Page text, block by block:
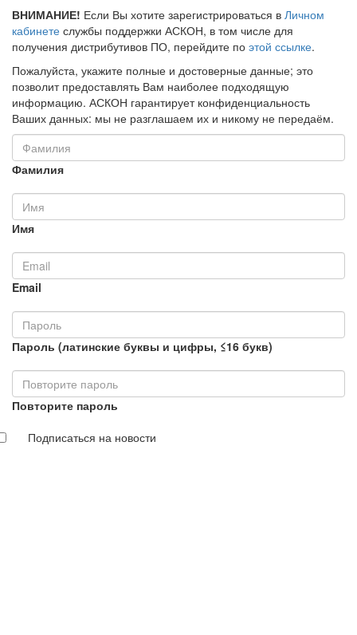
ВНИМАНИЕ! Если Вы хотите зарегистрироваться в Личном
кабинете службы поддержки АСКОН, в том числе для
получения дистрибутивов ПО, перейдите по этой ссылке.
Пожалуйста, укажите полные и достоверные данные; это
позволит предоставлять Вам наиболее подходящую
информацию. АСКОН гарантирует конфиденциальность
Ваших данных: мы не разглашаем их и никому не передаём.
Фамилия
Имя
Email
Пароль (латинские буквы и цифры, ≤16 букв)
Повторите пароль
Подписаться на новости